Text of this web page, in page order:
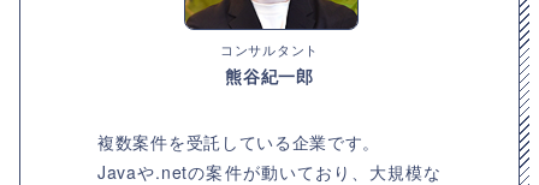
コンサルタント
熊谷紀一郎
複数案件を受託している企業です。
Javaや.netの案件が動いており、大規模な